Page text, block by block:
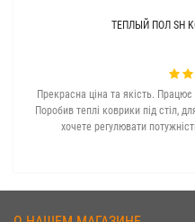
ТЕПЛЫЙ ПОЛ SH
Прекрасна ціна та якість.
Поробив теплі коврики під стіл,
хочете регулювати